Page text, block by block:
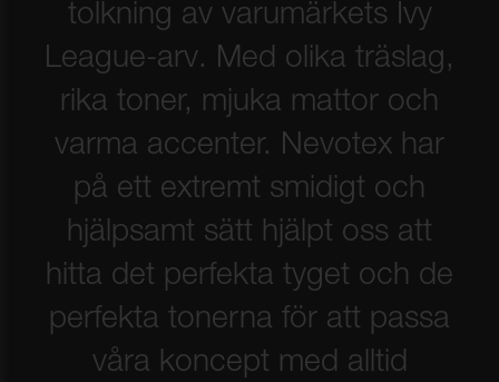
tolkning av varumärkets Ivy
League-arv. Med olika träslag,
rika toner, mjuka mattor och
varma accenter. Nevotex har
på ett extremt smidigt och
hjälpsamt sätt hjälpt oss att
hitta det perfekta tyget och de
perfekta tonerna för att passa
våra koncept med alltid